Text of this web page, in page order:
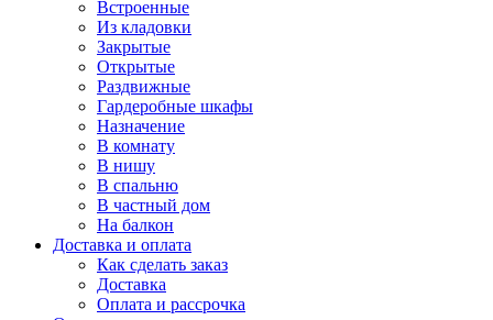
Встроенные
Из кладовки
Закрытые
Открытые
Раздвижные
Гардеробные шкафы
Назначение
В комнату
В нишу
В спальню
В частный дом
На балкон
Доставка и оплата
Как сделать заказ
Доставка
Оплата и рассрочка